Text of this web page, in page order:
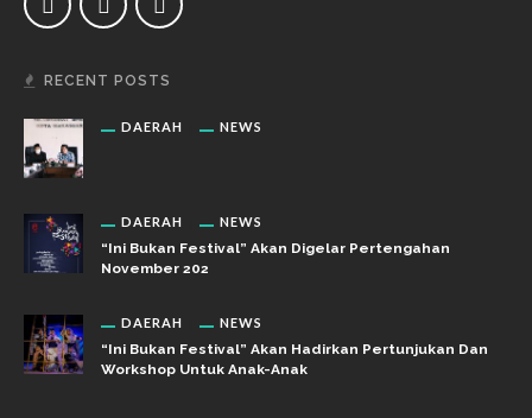
RECENT POSTS
DAERAH NEWS
DAERAH NEWS
“Ini Bukan Festival” Akan Digelar Pertengahan
November 202
DAERAH NEWS
“Ini Bukan Festival” Akan Hadirkan Pertunjukan Dan
Workshop Untuk Anak-Anak